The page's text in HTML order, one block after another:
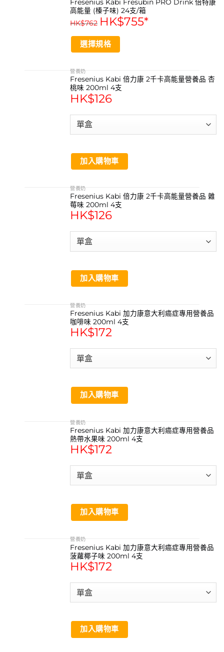
on
the
page
Fresenius Kabi Fresubin PRO Drink 倍特康
高能量 (榛子味) 24支/箱
HK$762 HK$755*
選擇規格
product
has
multiple
variants.
options
chosen
product
page
營養奶
Fresenius Kabi 倍力康 2千卡高能量營養品 杏
桃味 200ml 4支
HK$126
加入購物車
營養奶
Fresenius Kabi 倍力康 2千卡高能量營養品 雜
莓味 200ml 4支
HK$126
加入購物車
營養奶
Fresenius Kabi 加力康意大利癌症專用營養品
咖啡味 200ml 4支
HK$172
加入購物車
營養奶
Fresenius Kabi 加力康意大利癌症專用營養品
熱帶水果味 200ml 4支
HK$172
加入購物車
營養奶
Fresenius Kabi 加力康意大利癌症專用營養品
菠蘿椰子味 200ml 4支
HK$172
加入購物車